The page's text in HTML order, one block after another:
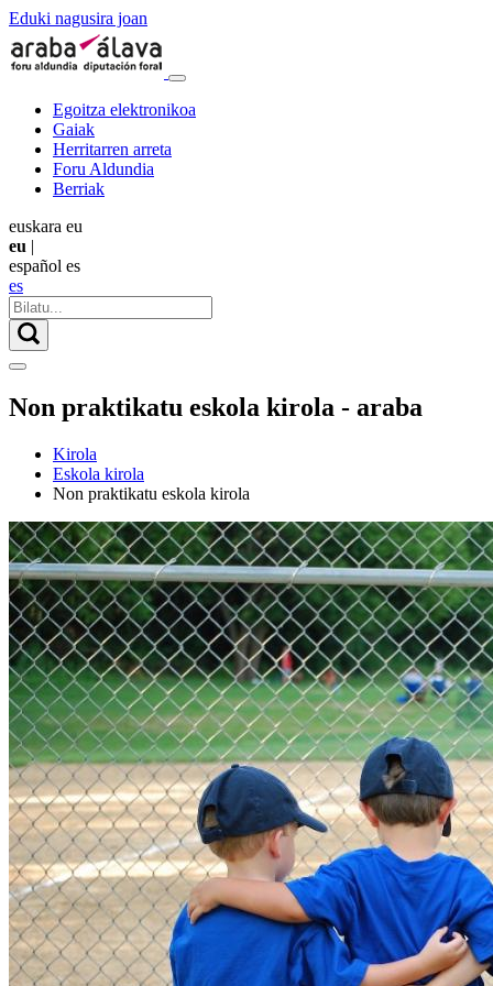
Eduki nagusira joan
Egoitza elektronikoa
Gaiak
Herritarren arreta
Foru Aldundia
Berriak
euskara eu
eu |
español es
es
Non praktikatu eskola kirola - araba
Kirola
Eskola kirola
Non praktikatu eskola kirola